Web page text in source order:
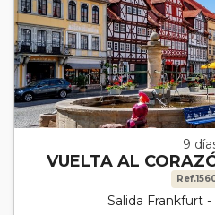
9
VUELTA AL
Salida Frankfurt